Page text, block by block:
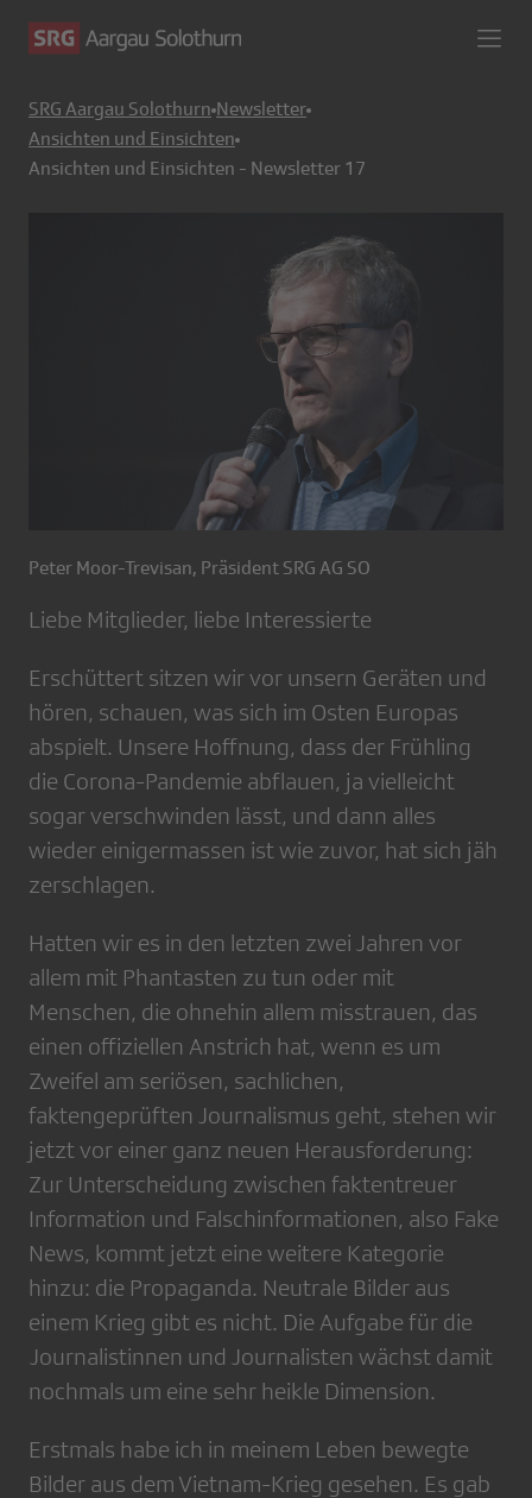
SRG Aargau Solothurn Newsletter
Ansichten und Einsichten
Ansichten und Einsichten - Newsletter 17
Peter Moor-Trevisan, Präsident SRG AG SO
Liebe Mitglieder, liebe Interessierte
Erschüttert sitzen wir vor unsern Geräten und
hören, schauen, was sich im Osten Europas
abspielt. Unsere Hoffnung, dass der Frühling
die Corona-Pandemie abflauen, ja vielleicht
sogar verschwinden lässt, und dann alles
wieder einigermassen ist wie zuvor, hat sich jäh
zerschlagen.
Hatten wir es in den letzten zwei Jahren vor
allem mit Phantasten zu tun oder mit
Menschen, die ohnehin allem misstrauen, das
einen offiziellen Anstrich hat, wenn es um
Zweifel am seriösen, sachlichen,
faktengeprüften Journalismus geht, stehen wir
jetzt vor einer ganz neuen Herausforderung:
Zur Unterscheidung zwischen faktentreuer
Information und Falschinformationen, also Fake
News, kommt jetzt eine weitere Kategorie
hinzu: die Propaganda. Neutrale Bilder aus
einem Krieg gibt es nicht. Die Aufgabe für die
Journalistinnen und Journalisten wächst damit
nochmals um eine sehr heikle Dimension.
Erstmals habe ich in meinem Leben bewegte
Bilder aus dem Vietnam-Krieg gesehen. Es gab